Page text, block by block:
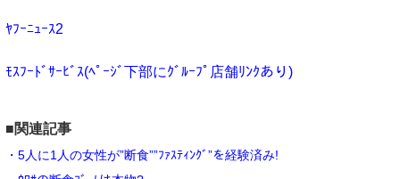
ﾔﾌｰﾆｭｰｽ2
ﾓｽﾌｰﾄﾞｻｰﾋﾞｽ(ﾍﾟｰｼﾞ下部にｸﾞﾙｰﾌﾟ店舗ﾘﾝｸあり)
■関連記事
・5人に1人の女性が”断食””ﾌｧｽﾃｨﾝｸﾞ”を経験済み!